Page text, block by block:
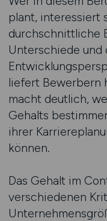
plant, interessiert
durchschnittliche
Unterschiede und
liefert Bewerbern
macht deutlich,
Gehalts
ihrer
können.
Das Gehalt im
verschiedenen